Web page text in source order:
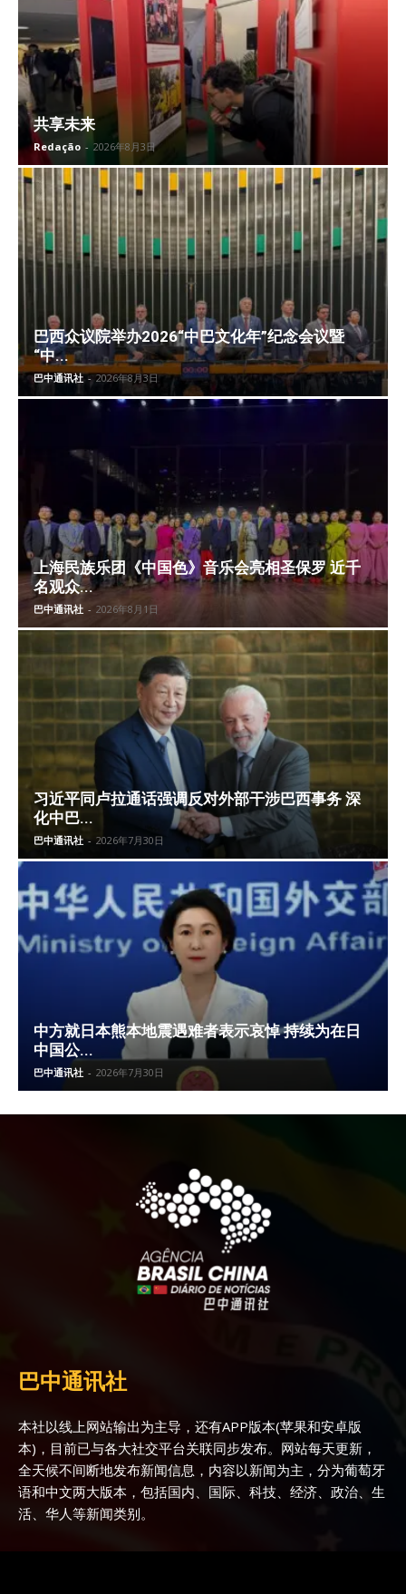
共享未来
Redação - 2026年8月3日
巴西众议院举办2026“中巴文化年”纪念会议暨
“中...
巴中通讯社 - 2026年8月3日
上海民族乐团《中国色》音乐会亮相圣保罗 近千
名观众...
巴中通讯社 - 2026年8月1日
习近平同卢拉通话强调反对外部干涉巴西事务 深
化中巴...
巴中通讯社 - 2026年7月30日
中方就日本熊本地震遇难者表示哀悼 持续为在日
中国公...
巴中通讯社 - 2026年7月30日
巴中通讯社
本社以线上网站输出为主导，还有APP版本(苹果和安卓版
本)，目前已与各大社交平台关联同步发布。网站每天更新，
全天候不间断地发布新闻信息，内容以新闻为主，分为葡萄牙
语和中文两大版本，包括国内、国际、科技、经济、政治、生
活、华人等新闻类别。